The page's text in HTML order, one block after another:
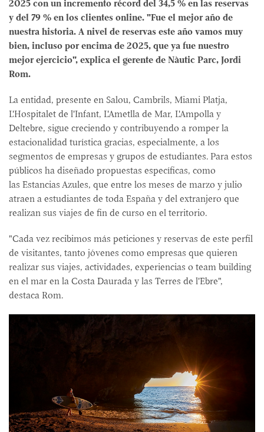
2025 con un incremento récord del 34,5 % en las reservas
y del 79 % en los clientes online. "Fue el mejor año de
nuestra historia. A nivel de reservas este año vamos muy
bien, incluso por encima de 2025, que ya fue nuestro
mejor ejercicio", explica el gerente de Nàutic Parc, Jordi
Rom.
La entidad, presente en Salou, Cambrils, Miami Platja,
L'Hospitalet de l'Infant, L'Ametlla de Mar, L'Ampolla y
Deltebre, sigue creciendo y contribuyendo a romper la
estacionalidad turística gracias, especialmente, a los
segmentos de empresas y grupos de estudiantes. Para estos
públicos ha diseñado propuestas específicas, como
las Estancias Azules, que entre los meses de marzo y julio
atraen a estudiantes de toda España y del extranjero que
realizan sus viajes de fin de curso en el territorio.
"Cada vez recibimos más peticiones y reservas de este perfil
de visitantes, tanto jóvenes como empresas que quieren
realizar sus viajes, actividades, experiencias o team building
en el mar en la Costa Daurada y las Terres de l'Ebre",
destaca Rom.